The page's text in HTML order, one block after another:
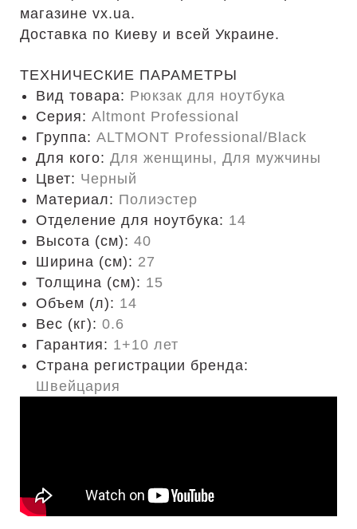
магазине vx.ua.
Доставка по Киеву и всей Украине.
ТЕХНИЧЕСКИЕ ПАРАМЕТРЫ
Вид товара: Рюкзак для ноутбука
Серия: Altmont Professional
Группа: ALTMONT Professional/Black
Для кого: Для женщины, Для мужчины
Цвет: Черный
Материал: Полиэстер
Отделение для ноутбука: 14
Высота (см): 40
Ширина (см): 27
Толщина (см): 15
Объем (л): 14
Вес (кг): 0.6
Гарантия: 1+10 лет
Страна регистрации бренда:
Швейцария